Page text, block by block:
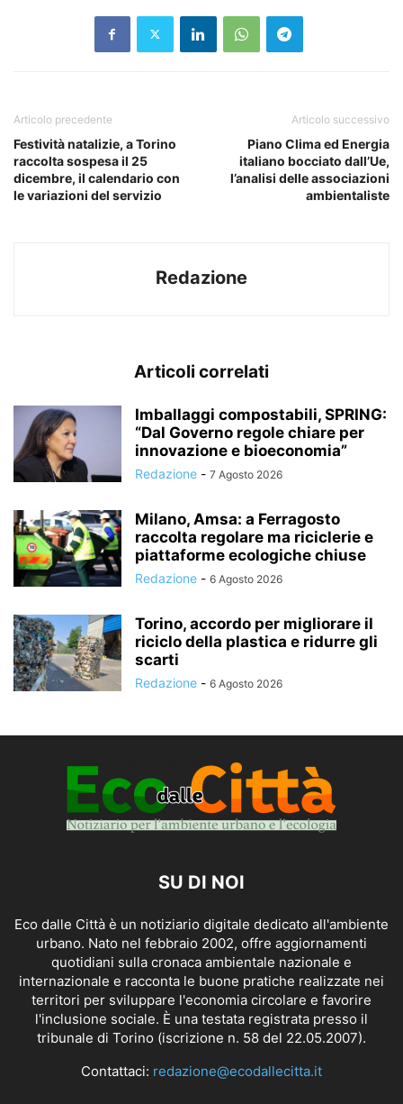
Articolo precedente
Festività natalizie, a Torino
raccolta sospesa il 25
dicembre, il calendario con
le variazioni del servizio
Articolo successivo
Piano Clima ed Energia
italiano bocciato dall’Ue,
l’analisi delle associazioni
ambientaliste
Redazione
Articoli correlati
Imballaggi compostabili, SPRING:
“Dal Governo regole chiare per
innovazione e bioeconomia”
Redazione - 7 Agosto 2026
Milano, Amsa: a Ferragosto
raccolta regolare ma riciclerie e
piattaforme ecologiche chiuse
Redazione - 6 Agosto 2026
Torino, accordo per migliorare il
riciclo della plastica e ridurre gli
scarti
Redazione - 6 Agosto 2026
SU DI NOI
Eco dalle Città è un notiziario digitale dedicato all'ambiente
urbano. Nato nel febbraio 2002, offre aggiornamenti
quotidiani sulla cronaca ambientale nazionale e
internazionale e racconta le buone pratiche realizzate nei
territori per sviluppare l'economia circolare e favorire
l'inclusione sociale. È una testata registrata presso il
tribunale di Torino (iscrizione n. 58 del 22.05.2007).
Contattaci: redazione@ecodallecitta.it